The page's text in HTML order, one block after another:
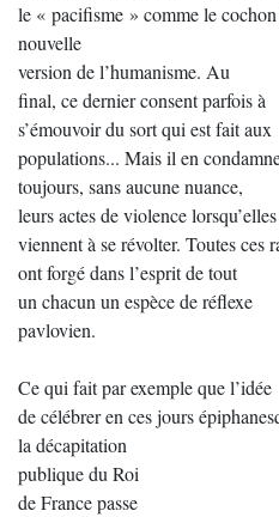
le « pacifisme » comme le
nouvelle
version de l’humanisme. Au
final, ce dernier consent parfois à
s’émouvoir du sort qui est fait aux
populations... Mais il en
toujours, sans aucune nuance,
leurs actes de violence
viennent à se révolter. Toutes ces
ont forgé dans l’esprit de tout
un chacun un espèce de réflexe
pavlovien.
Ce qui fait par exemple que l’idée
de célébrer en ces jours
la décapitation
publique du Roi
de France passe